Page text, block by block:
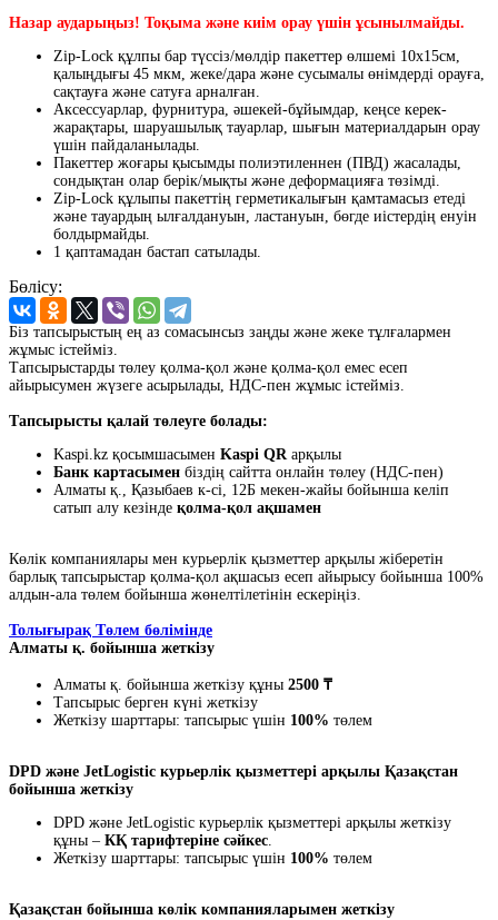
Назар аударыңыз! Тоқыма және киім орау үшін ұсынылмайды.
Zip-Lock құлпы бар түссіз/мөлдір пакеттер өлшемі 10х15см,
қалыңдығы 45 мкм, жеке/дара және сусымалы өнімдерді орауға,
сақтауға және сатуға арналған.
Аксессуарлар, фурнитура, әшекей-бұйымдар, кеңсе керек-
жарақтары, шаруашылық тауарлар, шығын материалдарын орау
үшін пайдаланылады.
Пакеттер жоғары қысымды полиэтиленнен (ПВД) жасалады,
сондықтан олар берік/мықты және деформацияға төзімді.
Zip-Lock құлыпы пакеттің герметикалығын қамтамасыз етеді
және тауардың ылғалдануын, ластануын, бөгде иістердің енуін
болдырмайды.
1 қаптамадан бастап сатылады.
Бөлісу:
Біз тапсырыстың ең аз сомасынсыз заңды және жеке тұлғалармен
жұмыс істейміз.
Тапсырыстарды төлеу қолма-қол және қолма-қол емес есеп
айырысумен жүзеге асырылады, НДС-пен жұмыс істейміз.
Тапсырысты қалай төлеуге болады:
Kaspi.kz қосымшасымен Kaspi QRарқылы
Банк картасымен біздің сайтта онлайн төлеу (НДС-пен)
Алматы қ., Қазыбаев к-сі, 12Б мекен-жайы бойынша келіп
сатып алу кезінде қолма-қол ақшамен
Көлік компаниялары мен курьерлік қызметтер арқылы жіберетін
барлық тапсырыстар қолма-қол ақшасыз есеп айырысу бойынша 100%
алдын-ала төлем бойынша жөнелтілетінін ескеріңіз.
Толығырақ Төлем бөлімінде
Алматы қ. бойынша жеткізу
Алматы қ. бойынша жеткізу құны 2500 ₸
Тапсырыс берген күні жеткізу
Жеткізу шарттары: тапсырыс үшін 100% төлем
DPD және JetLogistic курьерлік қызметтері арқылы Қазақстан
бойынша жеткізу
DPD және JetLogistic курьерлік қызметтері арқылы жеткізу
құны – КҚ тарифтеріне сәйкес.
Жеткізу шарттары: тапсырыс үшін 100% төлем
Қазақстан бойынша көлік компанияларымен жеткізу